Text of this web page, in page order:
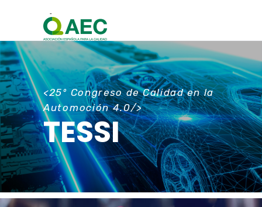
<25º Congreso de Calidad en la
Automoción 4.0/>
TESSI